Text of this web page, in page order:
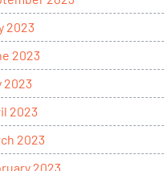
2023
2023
2023
2023
2023
2023